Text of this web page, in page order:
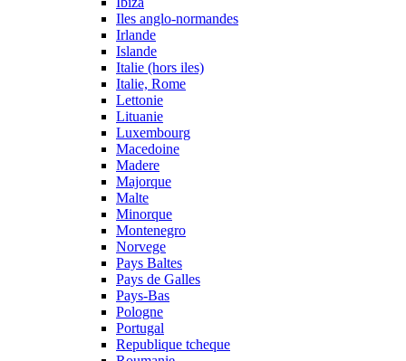
Iles anglo-normandes
Irlande
Islande
Italie (hors iles)
Italie, Rome
Lettonie
Lituanie
Luxembourg
Macedoine
Madere
Majorque
Malte
Minorque
Montenegro
Norvege
Pays Baltes
Pays de Galles
Pays-Bas
Pologne
Portugal
Republique tcheque